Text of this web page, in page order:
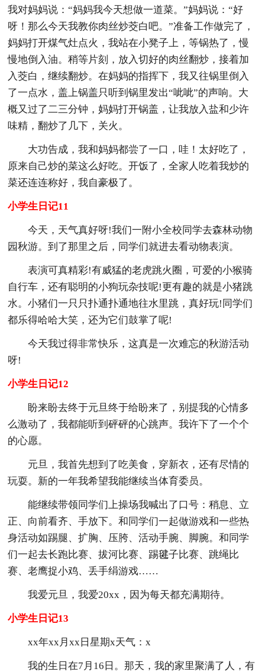
我对妈妈说：“妈妈我今天想做一道菜。”妈妈说：“好
呀！那么今天我教你肉丝炒茭白吧。”准备工作做完了，
妈妈打开煤气灶点火，我站在小凳子上，等锅热了，慢
慢地倒入油。稍等片刻，放入切好的肉丝翻炒，接着加
入茭白，继续翻炒。在妈妈的指挥下，我又往锅里倒入
了一点水，盖上锅盖只听到锅里发出“呲呲”的声响。大
概又过了二三分钟，妈妈打开锅盖，让我放入盐和少许
味精，翻炒了几下，关火。
大功告成，我和妈妈都尝了一口，哇！太好吃了，
原来自己炒的菜这么好吃。开饭了，全家人吃着我炒的
菜还连连称好，我自豪极了。
小学生日记11
今天，天气真好呀!我们一附小全校同学去森林动物
园秋游。到了那里之后，同学们就进去看动物表演。
表演可真精彩!有威猛的老虎跳火圈，可爱的小猴骑
自行车，还有聪明的小狗玩杂技呢!更有趣的就是小猪跳
水。小猪们一只只扑通扑通地往水里跳，真好玩!同学们
都乐得哈哈大笑，还为它们鼓掌了呢!
今天我过得非常快乐，这真是一次难忘的秋游活动
呀!
小学生日记12
盼来盼去终于元旦终于给盼来了，别提我的心情多
么激动了，我都能听到砰砰的心跳声。我许下了一个个
的心愿。
元旦，我首先想到了吃美食，穿新衣，还有尽情的
玩耍。新的一年我希望我能继续当体育委员。
能继续带领同学们上操场我喊出了口号：稍息、立
正、向前看齐、手放下。和同学们一起做游戏和一些热
身活动如踢腿、扩胸、压胯、活动手腕、脚腕。和同学
们一起去长跑比赛、拔河比赛、踢毽子比赛、跳绳比
赛、老鹰捉小鸡、丢手绢游戏……
我爱元旦，我爱20xx，因为每天都充满期待。
小学生日记13
xx年xx月xx日星期x天气：x
我的生日在7月16日。那天，我的家里聚满了人，有